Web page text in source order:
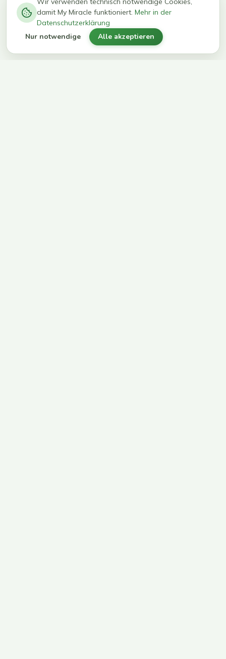
kg in 12
Wochen
erreichen
ihr Ziel
damit My Miracle funktioniert. Mehr in der
Datenschutzerklärung
Nur notwendige Alle akzeptieren